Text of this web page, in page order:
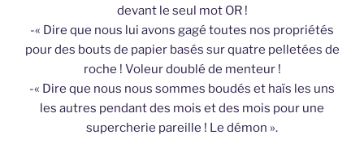
devant le seul mot OR !
-« Dire que nous lui avons gagé toutes nos propriétés
pour des bouts de papier basés sur quatre pelletées de
roche ! Voleur doublé de menteur !
-« Dire que nous nous sommes boudés et haïs les uns
les autres pendant des mois et des mois pour une
supercherie pareille ! Le démon ».